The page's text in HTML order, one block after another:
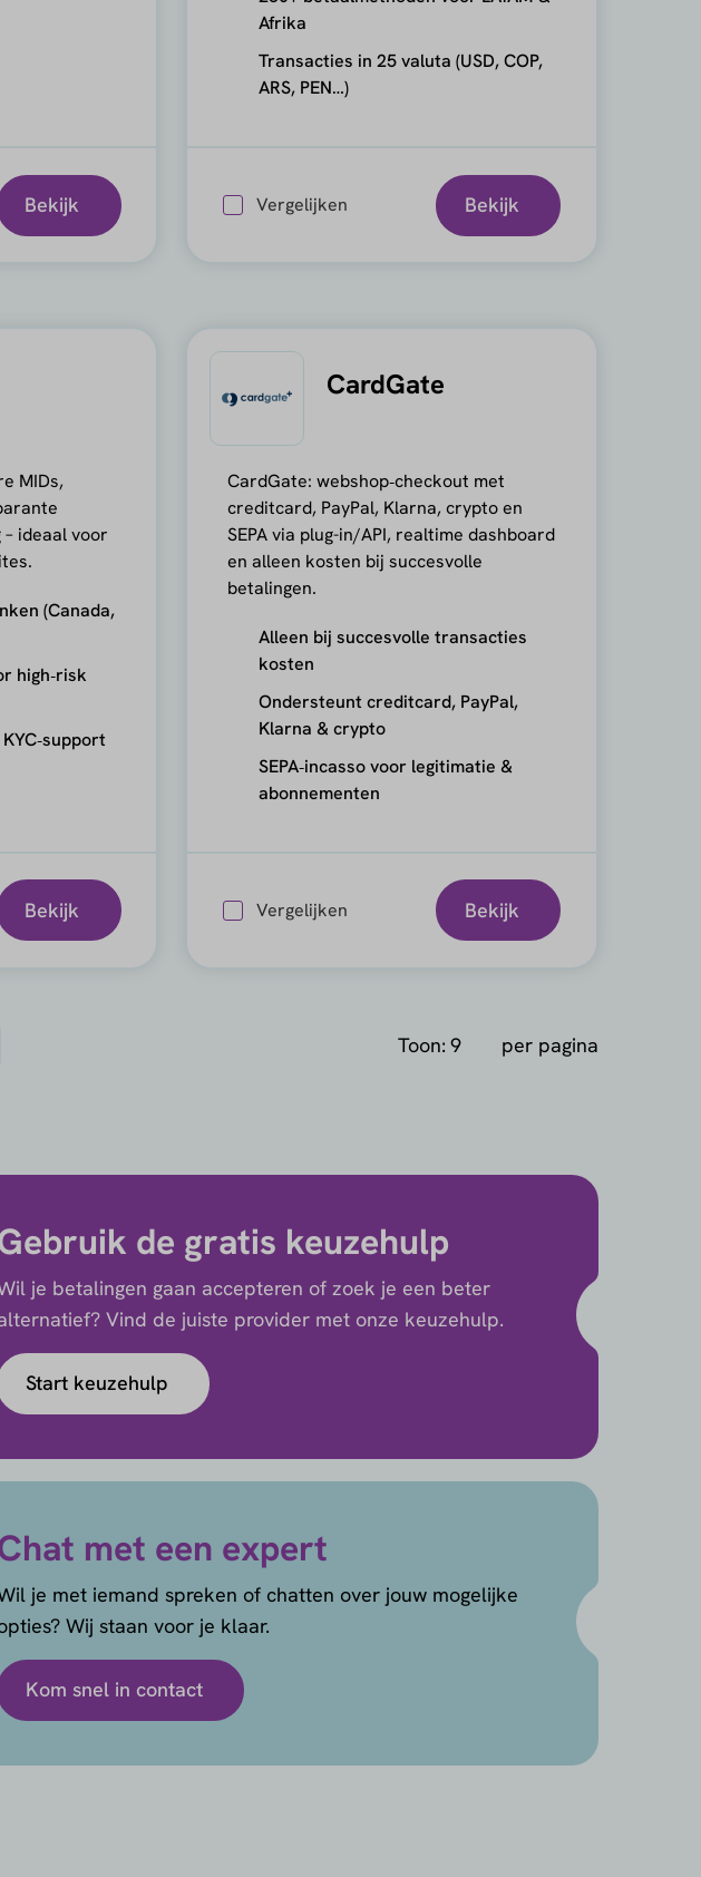
Bekijk
Afrika
Transacties in 25 valuta (USD, COP,
ARS, PEN…)
Vergelijken Bekijk
MIDs,
ideaal voor
(Canada,
high‑risk
Bekijk
CardGate
CardGate: webshop‑checkout met
creditcard, PayPal, Klarna, crypto en
SEPA via plug-in/API, realtime dashboard
en alleen kosten bij succesvolle
betalingen.
Alleen bij succesvolle transacties
kosten
Ondersteunt creditcard, PayPal,
Klarna & crypto
SEPA‑incasso voor legitimatie &
abonnementen
Vergelijken Bekijk
Toon: per pagina
de gratis keuzehulp
je betalingen gaan accepteren of zoek je een beter
Vind de juiste provider met onze keuzehulp.
Start keuzehulp
met een expert
je met iemand spreken of chatten over jouw mogelijke
Wij staan voor je klaar.
Kom snel in contact